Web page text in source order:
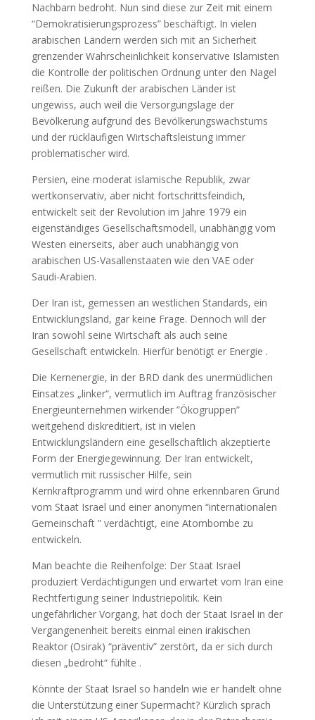
Nachbarn bedroht. Nun sind diese zur Zeit mit einem
“Demokratisierungsprozess” beschäftigt. In vielen
arabischen Ländern werden sich mit an Sicherheit
grenzender Wahrscheinlichkeit konservative Islamisten
die Kontrolle der politischen Ordnung unter den Nagel
reißen. Die Zukunft der arabischen Länder ist
ungewiss, auch weil die Versorgungslage der
Bevölkerung aufgrund des Bevölkerungswachstums
und der rückläufigen Wirtschaftsleistung immer
problematischer wird.
Persien, eine moderat islamische Republik, zwar
wertkonservativ, aber nicht fortschrittsfeindich,
entwickelt seit der Revolution im Jahre 1979 ein
eigenständiges Gesellschaftsmodell, unabhängig vom
Westen einerseits, aber auch unabhängig von
arabischen US-Vasallenstaaten wie den VAE oder
Saudi-Arabien.
Der Iran ist, gemessen an westlichen Standards, ein
Entwicklungsland, gar keine Frage. Dennoch will der
Iran sowohl seine Wirtschaft als auch seine
Gesellschaft entwickeln. Hierfür benötigt er Energie .
Die Kernenergie, in der BRD dank des unermüdlichen
Einsatzes „linker“, vermutlich im Auftrag französischer
Energieunternehmen wirkender ”Ökogruppen”
weitgehend diskreditiert, ist in vielen
Entwicklungsländern eine gesellschaftlich akzeptierte
Form der Energiegewinnung. Der Iran entwickelt,
vermutlich mit russischer Hilfe, sein
Kernkraftprogramm und wird ohne erkennbaren Grund
vom Staat Israel und einer anonymen “internationalen
Gemeinschaft ” verdächtigt, eine Atombombe zu
entwickeln.
Man beachte die Reihenfolge: Der Staat Israel
produziert Verdächtigungen und erwartet vom Iran eine
Rechtfertigung seiner Industriepolitik. Kein
ungefährlicher Vorgang, hat doch der Staat Israel in der
Vergangenenheit bereits einmal einen irakischen
Reaktor (Osirak) “präventiv” zerstört, da er sich durch
diesen „bedroht“ fühlte .
Könnte der Staat Israel so handeln wie er handelt ohne
die Unterstützung einer Supermacht? Kürzlich sprach